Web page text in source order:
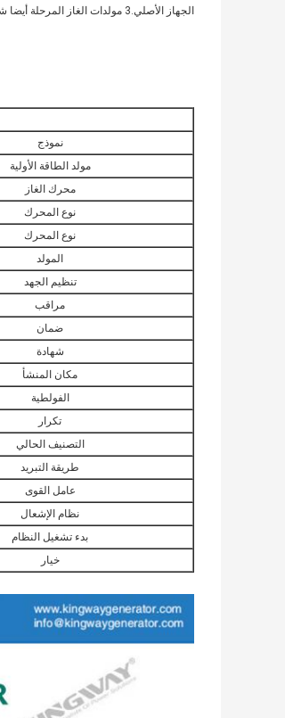
الجهاز الأصلي.3 مولدات الغاز المرحلة أيضا شعبية في الأسواق الخارجية.
نموذج
مولد الطاقة الأولية
محرك الغاز
نوع المحرك
نوع المحرك
المولد
تنظيم الجهد
مراقب
ضمان
شهادة
مكان المنشأ
الفولطية
تكرار
التصنيف الحالي
طريقة التبريد
عامل القوى
نظام الإشعال
بدء تشغيل النظام
خيار